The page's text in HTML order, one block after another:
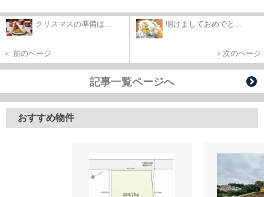
クリスマスの準備は...
＜ 前のページ
明けましておめでと...
＞次のページ
記事一覧ページへ
おすすめ物件